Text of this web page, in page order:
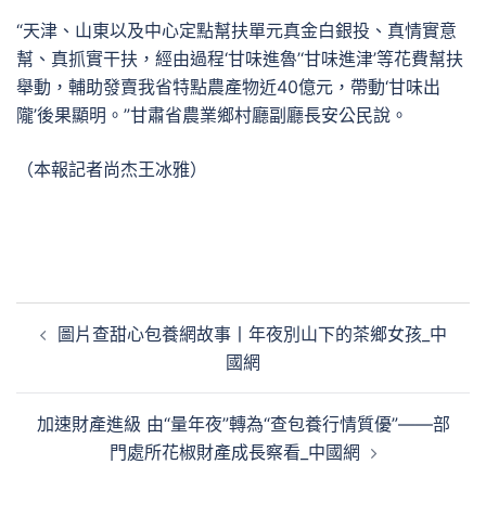
“天津、山東以及中心定點幫扶單元真金白銀投、真情實意
幫、真抓實干扶，經由過程‘甘味進魯’‘甘味進津’等花費幫扶
舉動，輔助發賣我省特點農產物近40億元，帶動‘甘味出
隴’後果顯明。”甘肅省農業鄉村廳副廳長安公民說。
（本報記者尚杰王冰雅）
章
覽
圖片查甜心包養網故事丨年夜別山下的茶鄉女孩_中
國網
加速財產進級 由“量年夜”轉為“查包養行情質優”——部
門處所花椒財產成長察看_中國網